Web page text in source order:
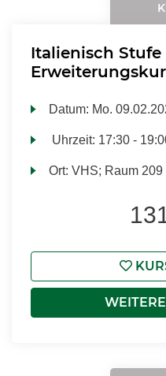
Italienisch Stufe
Datum: Mo.
Uhrzeit: 17:30 -
Ort:VHS; Raum 209